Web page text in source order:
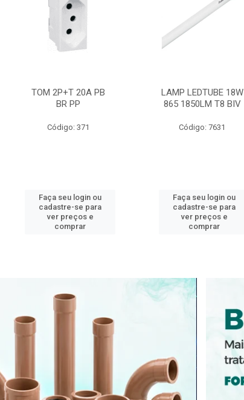
TOM 2P+T 20A PB
BR PP
Código: 371
Faça seu login ou
cadastre-se para
ver preços e
comprar
LAMP LEDTUBE 18W
865 1850LM T8 BIV
Código: 7631
Faça seu login ou
cadastre-se para
ver preços e
comprar